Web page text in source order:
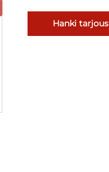
Hanki tarjous